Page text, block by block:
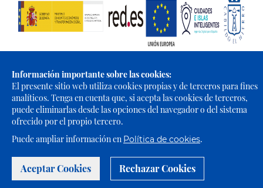
Información importante sobre las cookies:
El presente sitio web utiliza cookies propias y de terceros para fines
analíticos. Tenga en cuenta que, si acepta las cookies de terceros,
puede eliminarlas desde las opciones del navegador o del sistema
ofrecido por el propio tercero.
Puede ampliar información en Política de cookies.
Aceptar Cookies Rechazar Cookies
Portal Web de El Cabildo de El Hierro © 2021 - Todos los derechos
reservados |
Política de Privacidad Política de Cookies |
Aviso
Legal | Accesibilidad